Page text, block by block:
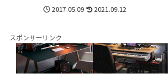
2017.05.09 2021.09.12
スポンサーリンク